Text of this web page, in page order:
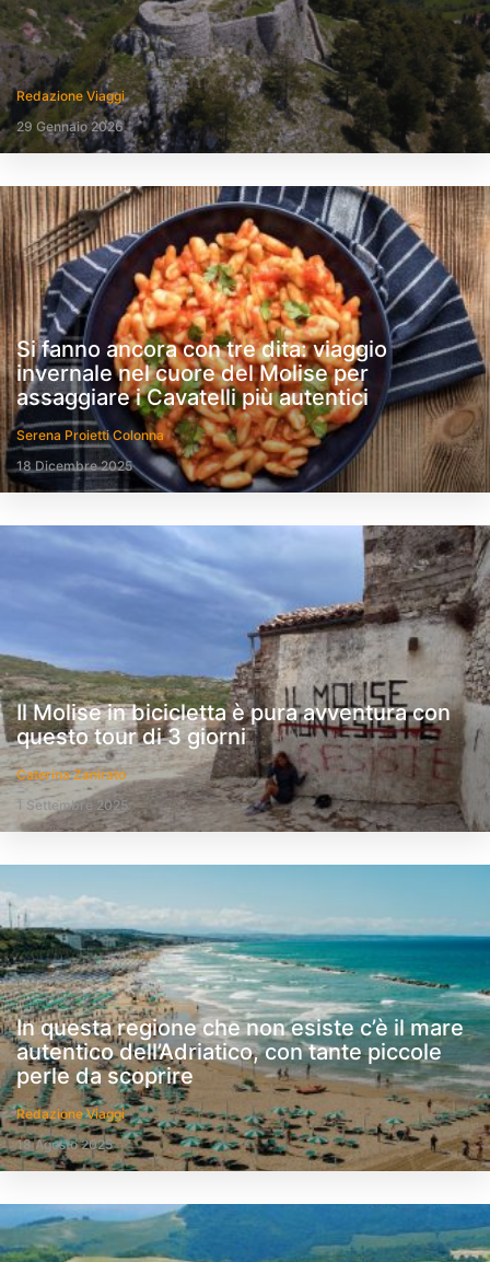
Redazione Viaggi
29 Gennaio 2026
Si fanno ancora con tre dita: viaggio
invernale nel cuore del Molise per
assaggiare i Cavatelli più autentici
Serena Proietti Colonna
18 Dicembre 2025
Il Molise in bicicletta è pura avventura con
questo tour di 3 giorni
Caterina Zanirato
1 Settembre 2025
In questa regione che non esiste c’è il mare
autentico dell’Adriatico, con tante piccole
perle da scoprire
Redazione Viaggi
18 Agosto 2025